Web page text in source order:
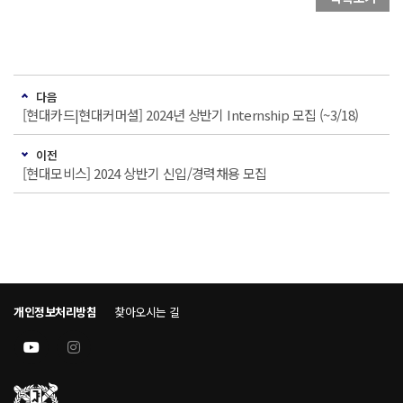
다음
[현대카드|현대커머셜] 2024년 상반기 Internship 모집 (~3/18)
이전
[현대모비스] 2024 상반기 신입/경력채용 모집
개인정보처리방침 찾아오시는 길